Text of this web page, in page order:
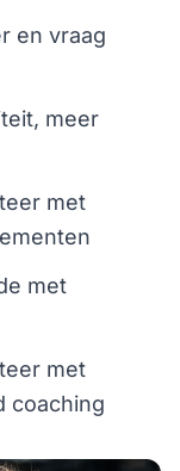
en vraag
meer
met
met
met
coaching